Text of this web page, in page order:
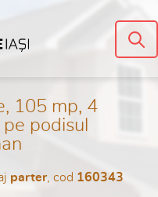
105 mp, 4
pe podisul
parter, cod 160343